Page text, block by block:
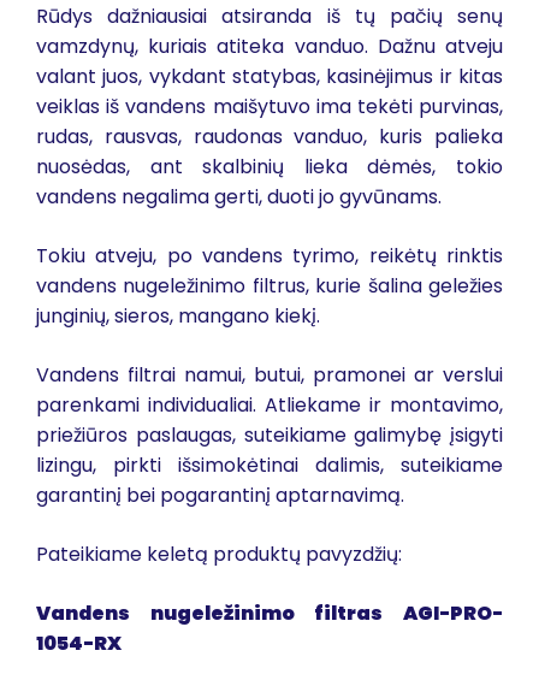
Rūdys dažniausiai atsiranda iš tų pačių senų
vamzdynų, kuriais atiteka vanduo. Dažnu atveju
valant juos, vykdant statybas, kasinėjimus ir kitas
veiklas iš vandens maišytuvo ima tekėti purvinas,
rudas, rausvas, raudonas vanduo, kuris palieka
nuosėdas, ant skalbinių lieka dėmės, tokio
vandens negalima gerti, duoti jo gyvūnams.
Tokiu atveju, po vandens tyrimo, reikėtų rinktis
vandens nugeležinimo filtrus, kurie šalina geležies
junginių, sieros, mangano kiekį.
Vandens filtrai namui, butui, pramonei ar verslui
parenkami individualiai. Atliekame ir montavimo,
priežiūros paslaugas, suteikiame galimybę įsigyti
lizingu, pirkti išsimokėtinai dalimis, suteikiame
garantinį bei pogarantinį aptarnavimą.
Pateikiame keletą produktų pavyzdžių:
Vandens nugeležinimo filtras AGI-PRO-
1054-RX